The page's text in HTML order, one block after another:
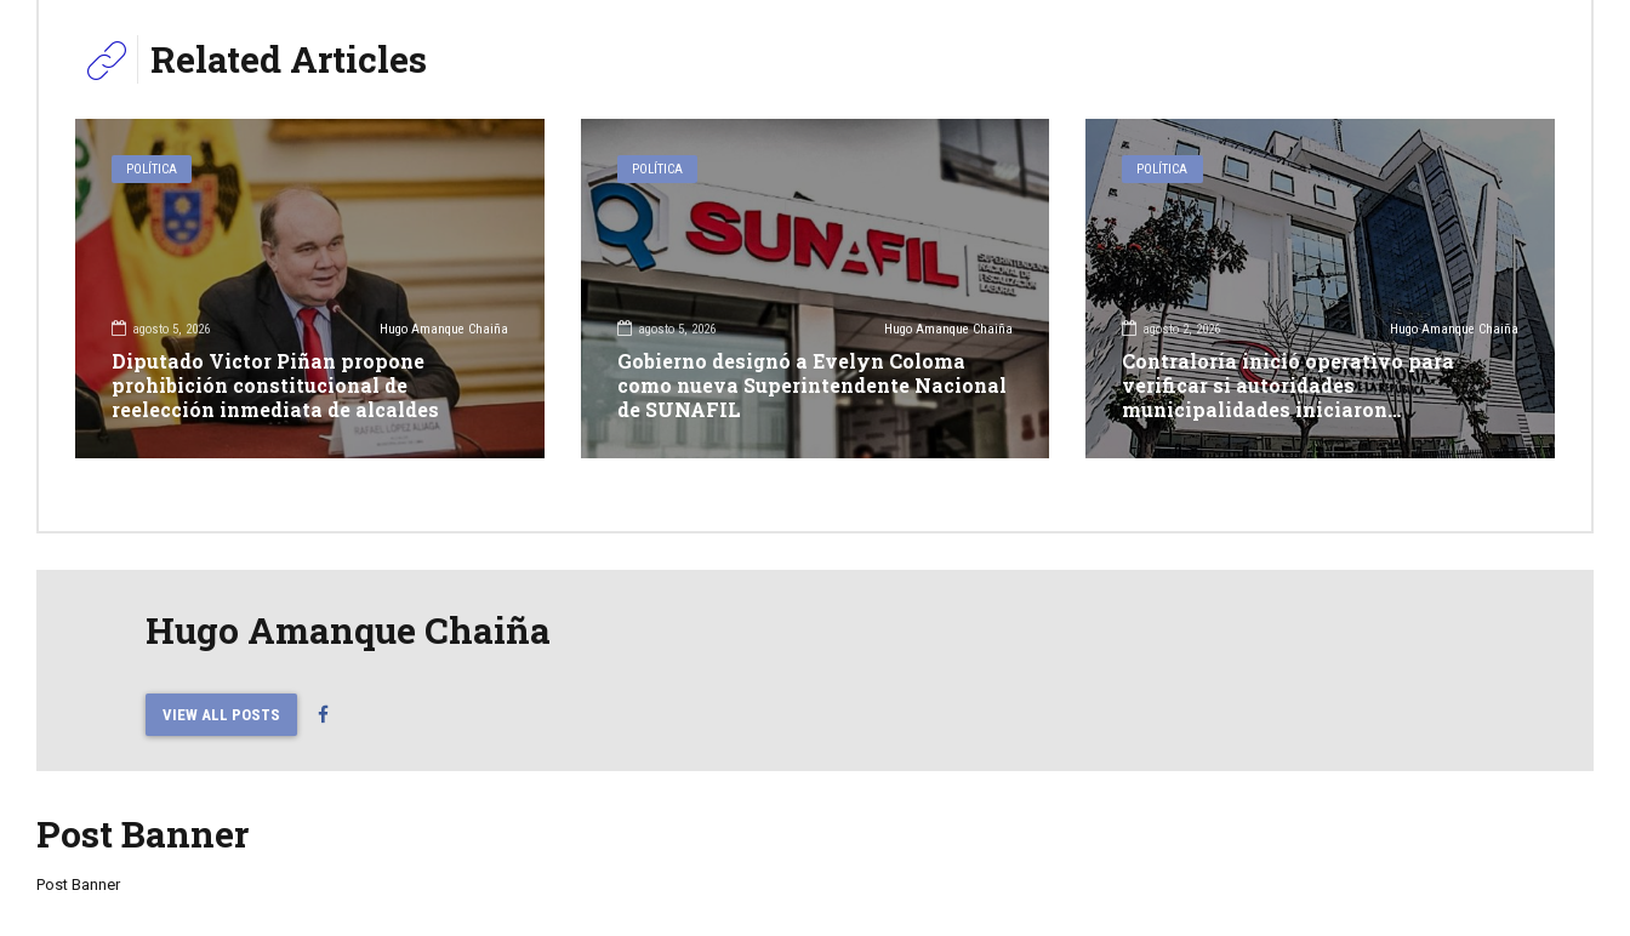
Related Articles
POLÍTICA
agosto 5, 2026 Hugo Amanque Chaiña
Diputado Victor Piñan propone
prohibición constitucional de
reelección inmediata de alcaldes
POLÍTICA
agosto 5, 2026 Hugo Amanque Chaiña
Gobierno designó a Evelyn Coloma
como nueva Superintendente Nacional
de SUNAFIL
POLÍTICA
agosto 2, 2026 Hugo Amanque Chaiña
Contraloría inició operativo para
verificar si autoridades
municipalidades iniciaron
descolmatación de quebradas y ríos
ante Fenómeno del Niño
Hugo Amanque Chaiña
VIEW ALL POSTS
Post Banner
Post Banner